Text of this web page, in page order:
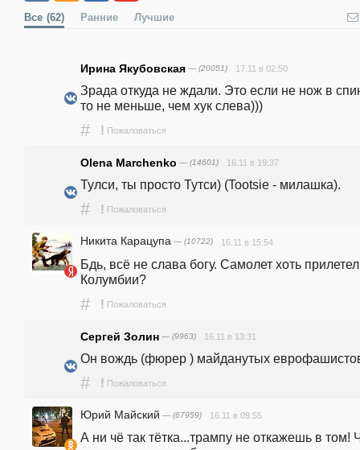
Все (62) Ранние Лучшие
Ирина Якубовская — (20051) 17.11 в 02:50
Зрада откуда не ждали. Это если не нож в
то не меньше, чем хук слева)))
# ! Пожаловаться
Olena Marchenko — (14601) 16.11 в 19:37
Тулси, ты просто Тутси) (Tootsie - милашка).
# ! Пожаловаться
Никита Карацупа — (10722) 16.11 в 15:54
Бдь, всё не слава богу. Самолет хоть
Колумбии?
# ! Пожаловаться
Сергей Золин — (9963) 16.11 в 13:31
Он вождь (фюрер ) майданутых
# ! Пожаловаться
Юрий Майский — (67959) 16.11 в 09:55
А ни чё так тётка...трампу не откажешь в том!